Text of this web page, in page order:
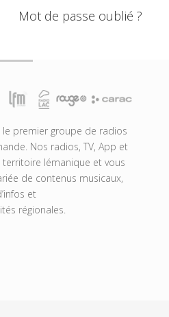
Mot de passe oublié ?
premier groupe de radios
Nos radios, TV, App et
lémanique et vous
de contenus musicaux,
et
régionales.